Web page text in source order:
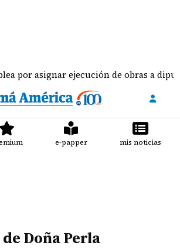
asignar ejecución de obras a
e-papper mis noticias
Doña Perla